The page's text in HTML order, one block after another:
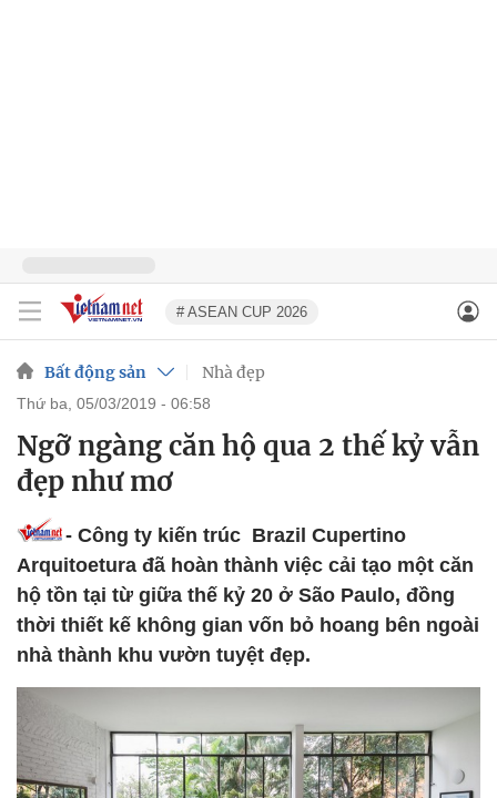
# ASEAN CUP 2026
Bất động sản Nhà đẹp
thứ ba, 05/03/2019 - 06:58
Ngỡ ngàng căn hộ qua 2 thế kỷ vẫn
đẹp như mơ
- Công ty kiến trúc Brazil Cupertino
Arquitoetura đã hoàn thành việc cải tạo một căn
hộ tồn tại từ giữa thế kỷ 20 ở São Paulo, đồng
thời thiết kế không gian vốn bỏ hoang bên ngoài
nhà thành khu vườn tuyệt đẹp.